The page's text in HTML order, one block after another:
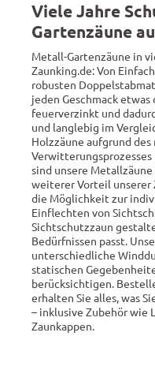
Viele Jahre
Gartenzäune
Metall-Gartenzäune in
Zaunking.de: Von
robusten
jeden Geschmack etwas
feuerverzinkt und
und langlebig im
Holzzäune aufgrund
sind unsere
weiterer Vorteil unserer
die Möglichkeit zur
Einflechten von
Sichtschutzzaun
Bedürfnissen passt.
unterschiedliche
statischen
berücksichtigen.
erhalten Sie alles, was
– inklusive Zubehör wie
Zaunkappen.